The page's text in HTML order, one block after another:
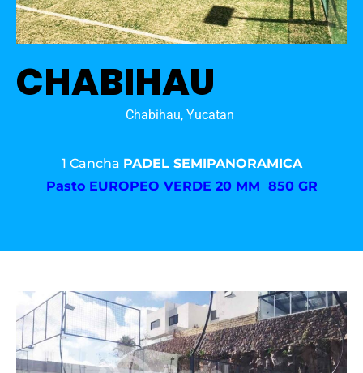
CHABIHAU
Chabihau, Yucatan
1 Cancha PADEL SEMIPANORAMICA
Pasto EUROPEO VERDE 20 MM 850 GR